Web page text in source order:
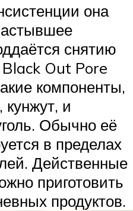
она
снятию
Black Out Pore
компоненты,
кунжут, и
Обычно её
в пределах
Действенные
приготовить
продуктов.